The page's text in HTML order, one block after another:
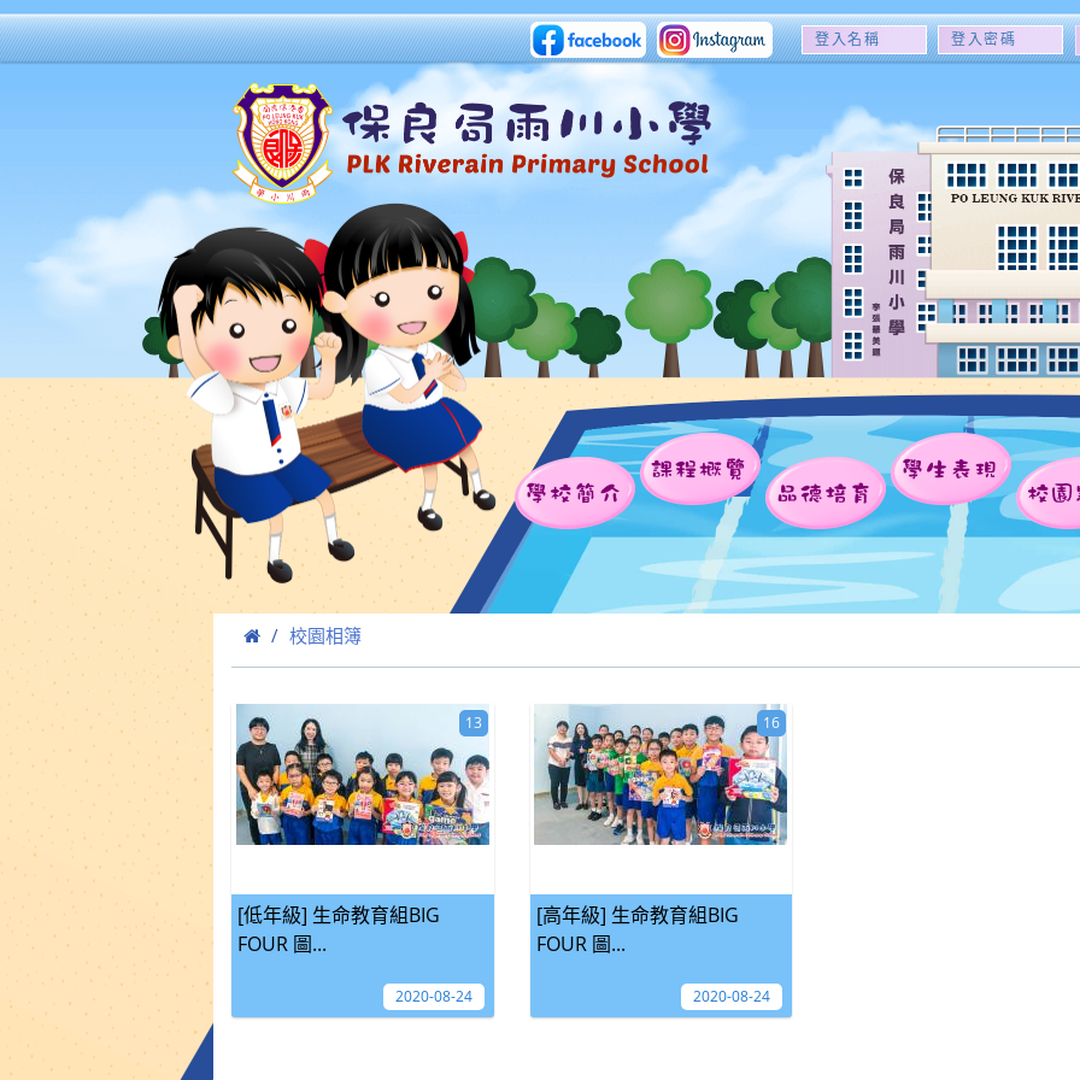
登
名
稱
登
密
碼
學校簡介
課程概覽
品德培育
學生表現
校
校園相簿
[低年級] 生命教育組BIG
FOUR 圖...
13
2020-08-24
[高年級] 生命教育組BIG
FOUR 圖...
16
2020-08-24